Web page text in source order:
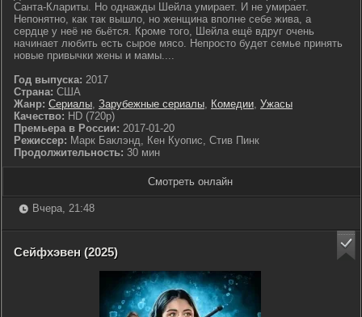
Санта-Клариты. Но однажды Шейла умирает. И не умирает.
Непонятно, как так вышло, но женщина вполне себе жива, а
сердце у неё не бьётся. Кроме того, Шейла ещё вдруг очень
начинает любить есть сырое мясо. Непросто будет семье принять
новые привычки жены и мамы....
Год выпуска: 2017
Страна: США
Жанр: Сериалы, Зарубежные сериалы, Комедии, Ужасы
Качество: HD (720p)
Премьера в России: 2017-01-20
Режиссер: Марк Баклэнд, Кен Куопис, Стив Пинк
Продолжительность: 30 мин
Смотреть онлайн
Вчера, 21:48
Сейфхэвен (2025)